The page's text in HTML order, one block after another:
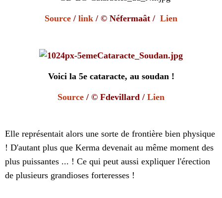
Source / link / © Néfermaât / Lien
Voici la 5e cataracte, au soudan !
Source / © Fdevillard / Lien
Elle représentait alors une sorte de frontière bien physique
! D'autant plus que Kerma devenait au même moment des
plus puissantes ... ! Ce qui peut aussi expliquer l'érection
de plusieurs grandioses forteresses !